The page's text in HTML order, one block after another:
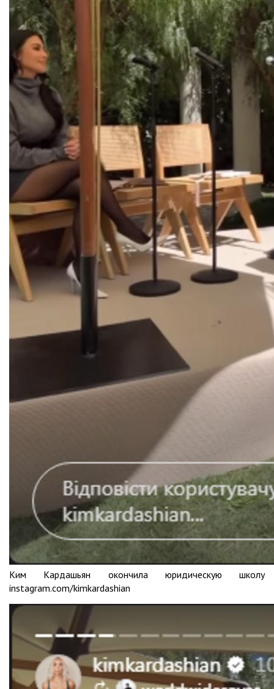
Ким Кардашьян окончила юридическую школу
instagram.com/kimkardashian